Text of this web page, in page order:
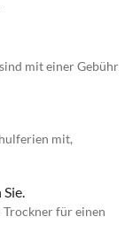
mit einer Gebühr
mit,
Trockner für einen